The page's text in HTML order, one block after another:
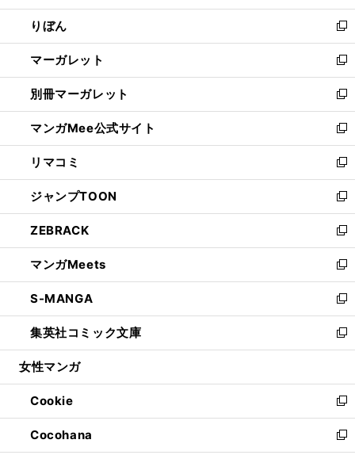
開
く
ウ
で
開
く
ン
ド
ウ
で
開
く
ウ
ィ
ン
ド
ウ
で
開
く
りぼん
新
し
い
ウ
ィ
ン
ド
ウ
で
開
く
マーガレット
新
し
い
ウ
ィ
ン
ド
ウ
で
開
く
別冊マーガレット
新
し
い
ウ
ィ
ン
ド
ウ
で
開
く
マンガMee公式サイト
新
し
い
ウ
ィ
ン
ド
ウ
で
開
く
リマコミ
新
し
い
ウ
ィ
ン
ド
ウ
で
開
く
ジャンプTOON
新
し
い
ウ
ィ
ン
ド
ウ
で
開
ZEBRACK
新
し
い
ウ
ィ
ン
ド
ウ
開
く
マンガMeets
新
し
い
ウ
ィ
ン
ウ
で
開
く
S-MANGA
新
し
い
ウ
ン
ド
ウ
で
開
集英社コミック文庫
新
し
ウ
ィ
ン
ド
女性マンガ
Cookie
新
し
い
Cocohana
新